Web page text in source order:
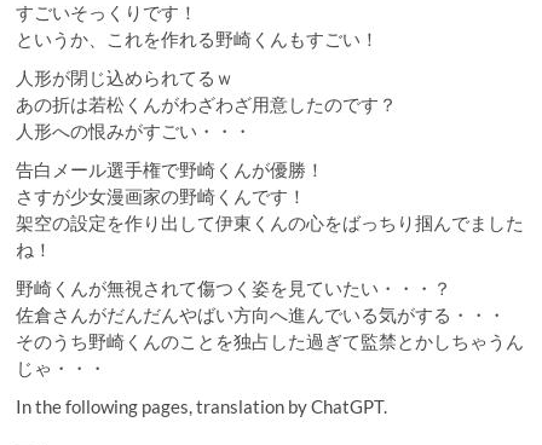
すごいそっくりです！
というか、これを作れる野崎くんもすごい！
人形が閉じ込められてるｗ
あの折は若松くんがわざわざ用意したのです？
人形への恨みがすごい・・・
告白メール選手権で野崎くんが優勝！
さすが少女漫画家の野崎くんです！
架空の設定を作り出して伊東くんの心をばっちり掴んでました
ね！
野崎くんが無視されて傷つく姿を見ていたい・・・？
佐倉さんがだんだんやばい方向へ進んでいる気がする・・・
そのうち野崎くんのことを独占した過ぎて監禁とかしちゃうん
じゃ・・・
In the following pages, translation by ChatGPT.